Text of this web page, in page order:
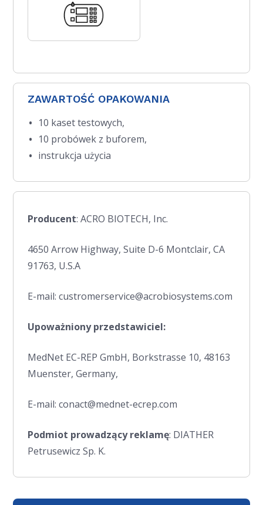
ZAWARTOŚĆ OPAKOWANIA
10 kaset testowych,
10 probówek z buforem,
instrukcja użycia
Producent: ACRO BIOTECH, Inc.
4650 Arrow Highway, Suite D-6 Montclair, CA
91763, U.S.A
E-mail: custromerservice@acrobiosystems.com
Upoważniony przedstawiciel:
MedNet EC-REP GmbH, Borkstrasse 10, 48163
Muenster, Germany,
E-mail: conact@mednet-ecrep.com
Podmiot prowadzący reklamę: DIATHER
Petrusewicz Sp. K.